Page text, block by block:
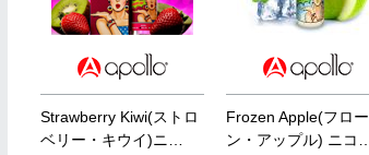
Strawberry Kiwi(ス ト ロ
ベリ ー ・ キウイ)ニ
Frozen Apple(フロー
ン ・ アップル) ニ コ